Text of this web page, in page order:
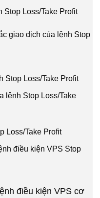
Stop Loss/Take Profit
giao dịch của lệnh Stop
Stop Loss/Take Profit
lệnh Stop Loss/Take
Loss/Take Profit
điều kiện VPS Stop
điều kiện VPS cơ